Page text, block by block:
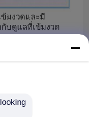
มงวดและมี
บดูแลที่เข้มงวด